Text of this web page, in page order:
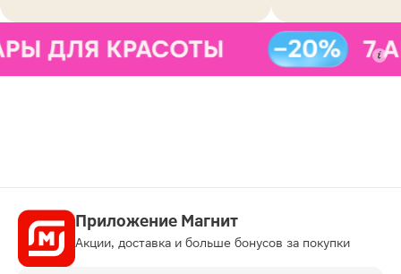
Приложение Магнит
Акции, доставка и больше бонусов за покупки